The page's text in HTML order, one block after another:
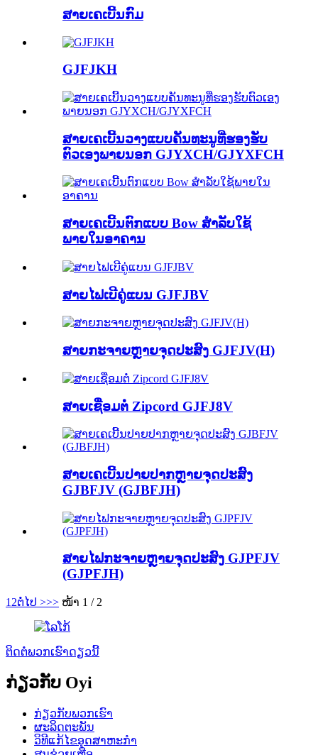
ສາຍເຄເບີ້ນກົມ
GJFJKH
ສາຍເຄເບີ້ນວາງແບບຄັນທະນູທີ່ຮອງຮັບ
ຕົວເອງພາຍນອກ GJYXCH/GJYXFCH
ສາຍເຄເບີ້ນຕົກແບບ Bow ສຳລັບໃຊ້
ພາຍໃນອາຄານ
ສາຍໄຟເບີຄູ່ແບນ GJFJBV
ສາຍກະຈາຍຫຼາຍຈຸດປະສົງ GJFJV(H)
ສາຍເຊື່ອມຕໍ່ Zipcord GJFJ8V
ສາຍເຄເບີ້ນປາຍປາກຫຼາຍຈຸດປະສົງ
GJBFJV (GJBFJH)
ສາຍໄຟກະຈາຍຫຼາຍຈຸດປະສົງ GJPFJV
(GJPFJH)
1 2ຕໍ່ໄປ >>> ໜ້າ 1 / 2
ຕິດຕໍ່ພວກເຮົາດຽວນີ້
ກ່ຽວກັບ Oyi
ກ່ຽວກັບພວກເຮົາ
ຜະລິດຕະພັນ
ວິທີແກ້ໄຂອຸດສາຫະກໍາ